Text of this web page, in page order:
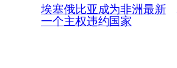
埃塞俄比亚成为非洲最新
一个主权违约国家